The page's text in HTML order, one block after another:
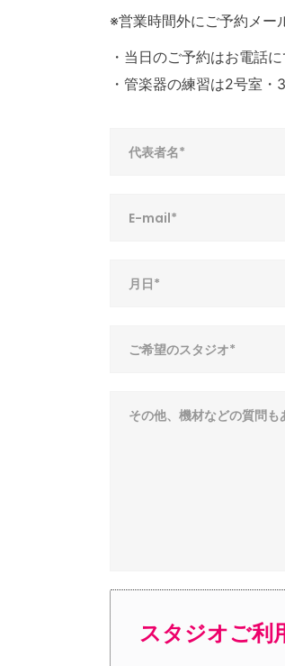
※営業時間外にご予約メー
・当日のご予約はお電話
・管楽器の練習は2号室・
スタジオご利